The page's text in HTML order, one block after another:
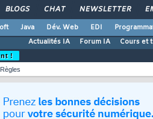
BLOGS CHAT NEWSLETTER
Java Dév. Web EDI
Actualités IA
Forum IA Cours et
!
Règles